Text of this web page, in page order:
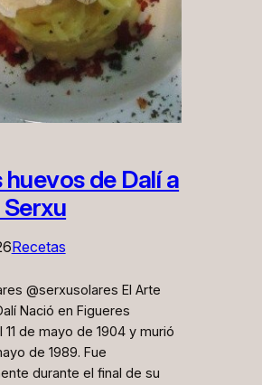
huevos de Dalí a
Recetas
@serxusolares El Arte
Nació en Figueres
11 de mayo de 1904 y murió
de 1989. Fue
durante el final de su